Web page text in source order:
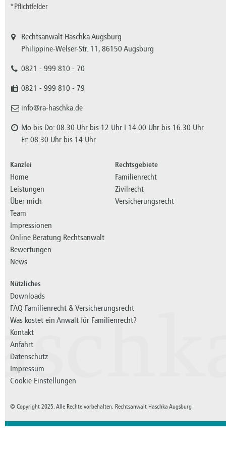
*Pflichtfelder
Rechtsanwalt Haschka Augsburg
Philippine-Welser-Str. 11, 86150 Augsburg
0821 - 999 810 - 70
0821 - 999 810 - 79
info@ra-haschka.de
Mo bis Do: 08.30 Uhr bis 12 Uhr I 14.00 Uhr bis 16.30 Uhr
Fr: 08.30 Uhr bis 14 Uhr
Kanzlei
Home
Leistungen
Über mich
Team
Impressionen
Online Beratung Rechtsanwalt
Bewertungen
News
Rechtsgebiete
Familienrecht
Zivilrecht
Versicherungsrecht
Nützliches
Downloads
FAQ Familienrecht & Versicherungsrecht
Was kostet ein Anwalt für Familienrecht?
Kontakt
Anfahrt
Datenschutz
Impressum
Cookie Einstellungen
© Copyright 2025. Alle Rechte vorbehalten. Rechtsanwalt Haschka Augsburg